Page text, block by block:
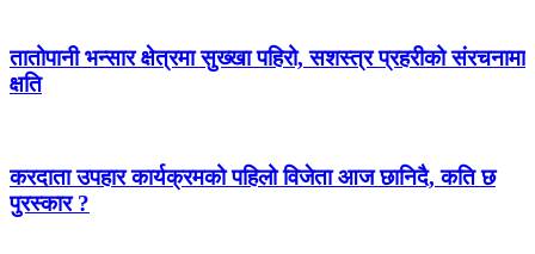
तातोपानी भन्सार क्षेत्रमा सुख्खा पहिरो, सशस्त्र प्रहरीको संरचनामा
क्षति
करदाता उपहार कार्यक्रमको पहिलो विजेता आज छानिदै, कति छ
पुरस्कार ?